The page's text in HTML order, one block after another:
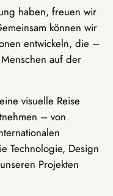
haben, freuen wir
können wir
entwickeln, die –
auf der
visuelle Reise
– von
Technologie, Design
Projekten